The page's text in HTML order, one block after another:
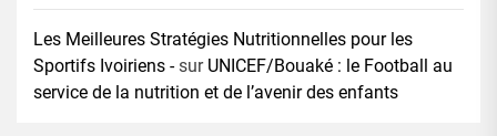
Les Meilleures Stratégies Nutritionnelles pour les
Sportifs Ivoiriens -sur UNICEF/Bouaké : le Football au
service de la nutrition et de l’avenir des enfants